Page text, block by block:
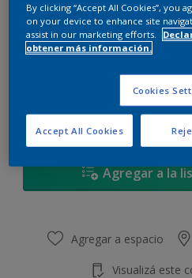
3,6 L
17,4 L
Agregar a la
Agregar a espacio
Visualizá este
By clicking “Accept All Cookies”, you
on your device to enhance site
assist in our marketing efforts.
obtener más información.
Cookies
Accept All Cookies